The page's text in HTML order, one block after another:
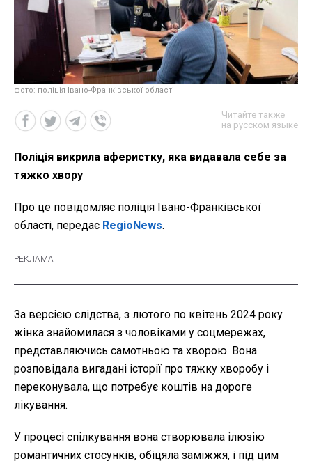
фото: поліція Івано-Франківської області
Читайте также
на русском языке
Поліція викрила аферистку, яка видавала себе за
тяжко хвору
Про це повідомляє поліція Івано-Франківської
області, передає RegioNews.
За версією слідства, з лютого по квітень 2024 року
жінка знайомилася з чоловіками у соцмережах,
представляючись самотньою та хворою. Вона
розповідала вигадані історії про тяжку хворобу і
переконувала, що потребує коштів на дороге
лікування.
У процесі спілкування вона створювала ілюзію
романтичних стосунків, обіцяла заміжжя, і під цим